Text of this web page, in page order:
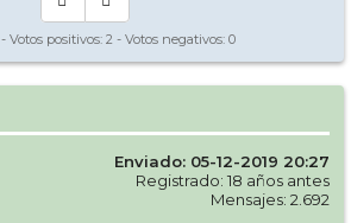
- Votos positivos: 2 - Votos negativos: 0
Enviado: 05-12-2019 20:27
Registrado: 18 años antes
Mensajes: 2.692